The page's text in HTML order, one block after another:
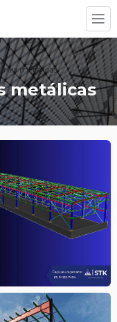
metálicas
metálicas